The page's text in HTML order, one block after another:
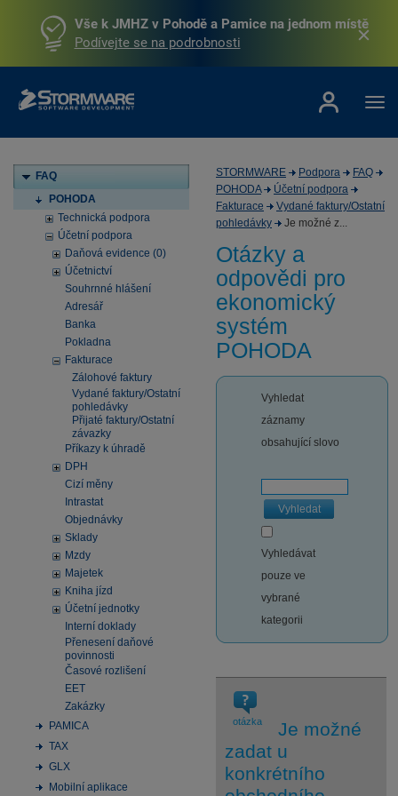
Vše k JMHZ v Pohodě a Pamice na jednom místě
Podívejte se na podrobnosti
FAQ
POHODA
Technická podpora
Účetní podpora
Daňová evidence (0)
Účetnictví
Souhrnné hlášení
Adresář
Banka
Pokladna
Fakturace
Zálohové faktury
Vydané faktury/Ostatní
pohledávky
Přijaté faktury/Ostatní
závazky
Příkazy k úhradě
DPH
Cizí měny
Intrastat
Objednávky
Sklady
Mzdy
Majetek
Kniha jízd
Účetní jednotky
Interní doklady
Přenesení daňové
povinnosti
Časové rozlišení
EET
Zakázky
PAMICA
TAX
GLX
Mobilní aplikace
STORMWARE Podpora
FAQ
POHODA
Účetní podpora
Fakturace
Vydané faktury/Ostatní
pohledávky
Je možné z...
Otázky a
odpovědi pro
ekonomický
systém
POHODA
Vyhledat
záznamy
obsahující slovo
Vyhledat
Vyhledávat
pouze ve
vybrané
kategorii
otázka
Je možné
zadat u
konkrétního